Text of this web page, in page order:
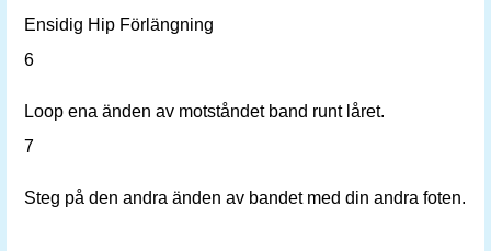
Ensidig Hip Förlängning
6
Loop ena änden av motståndet band runt låret.
7
Steg på den andra änden av bandet med din andra foten.